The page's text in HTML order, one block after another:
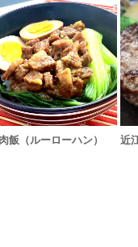
飯（ルーローハン） 近